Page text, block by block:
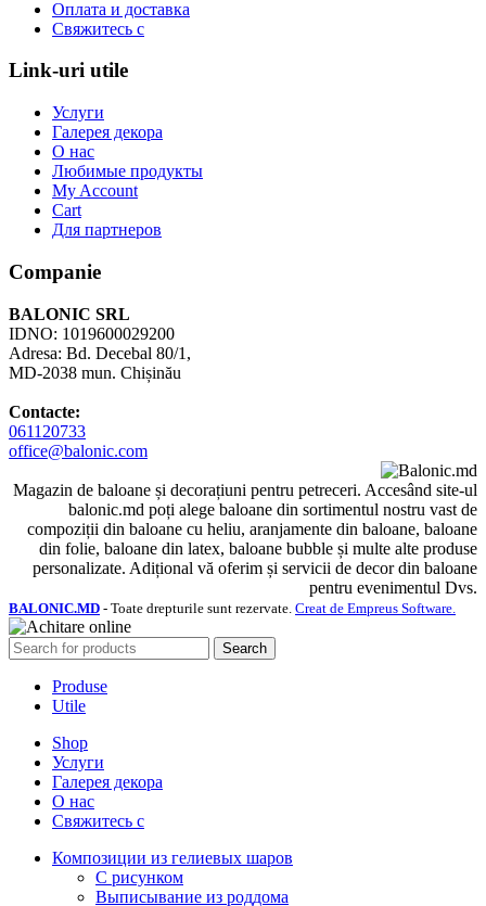
Оплата и доставка
Свяжитесь с
Link-uri utile
Услуги
Галерея декора
О нас
Любимые продукты
My Account
Cart
Для партнеров
Companie
BALONIC SRL
IDNO: 1019600029200
Adresa: Bd. Decebal 80/1,
MD-2038 mun. Chișinău
Contacte:
061120733
office@balonic.com
Magazin de baloane și decorațiuni pentru petreceri. Accesând site-ul
balonic.md poți alege baloane din sortimentul nostru vast de
compoziții din baloane cu heliu, aranjamente din baloane, baloane
din folie, baloane din latex, baloane bubble și multe alte produse
personalizate. Adițional vă oferim și servicii de decor din baloane
pentru evenimentul Dvs.
BALONIC.MD - Toate drepturile sunt rezervate. Creat de Empreus Software.
Search
Produse
Utile
Shop
Услуги
Галерея декора
О нас
Свяжитесь с
Композиции из гелиевых шаров
С рисунком
Выписывание из роддома